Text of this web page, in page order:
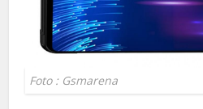
Foto : Gsmarena